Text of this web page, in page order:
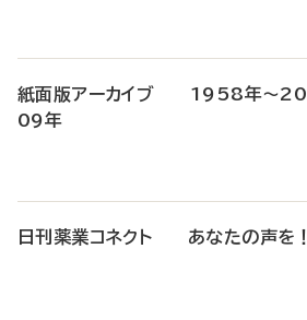
紙面版アーカイブ 1958年～20
09年
日刊薬業コネクト あなたの声を！